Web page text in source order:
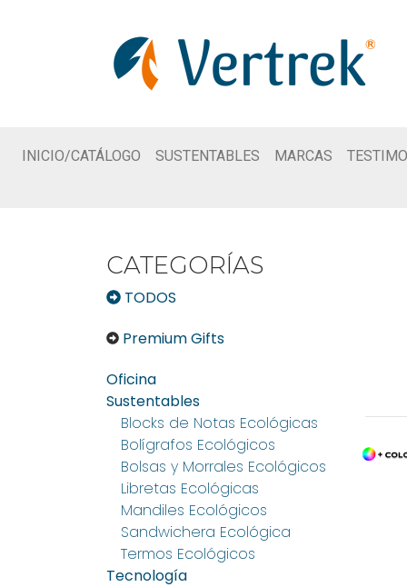
INICIO/CATÁLOGO SUSTENTABLES MARCAS
CATEGORÍAS
TODOS
Premium Gifts
Oficina
Sustentables
Blocks de Notas Ecológicas
Bolígrafos Ecológicos
Bolsas y Morrales Ecológicos
Libretas Ecológicas
Mandiles Ecológicos
Sandwichera Ecológica
Termos Ecológicos
Tecnología